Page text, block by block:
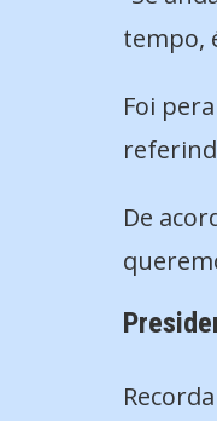
tempo,
Foi
De